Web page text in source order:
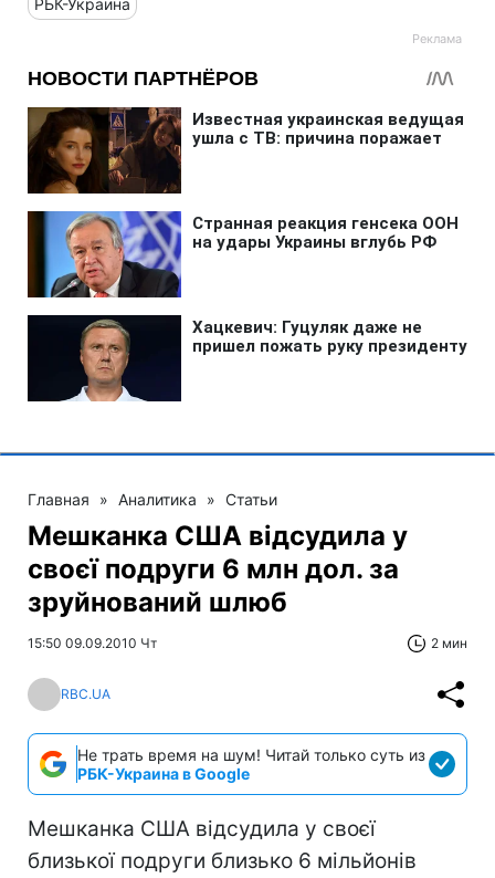
Главная » Аналитика » Статьи
Мешканка США відсудила у
своєї подруги 6 млн дол. за
зруйнований шлюб
15:50 09.09.2010 Чт 2 мин
RBC.UA
Не трать время на шум! Читай только суть из
РБК-Украина в Google
Мешканка США відсудила у своєї
близької подруги близько 6 мільйонів